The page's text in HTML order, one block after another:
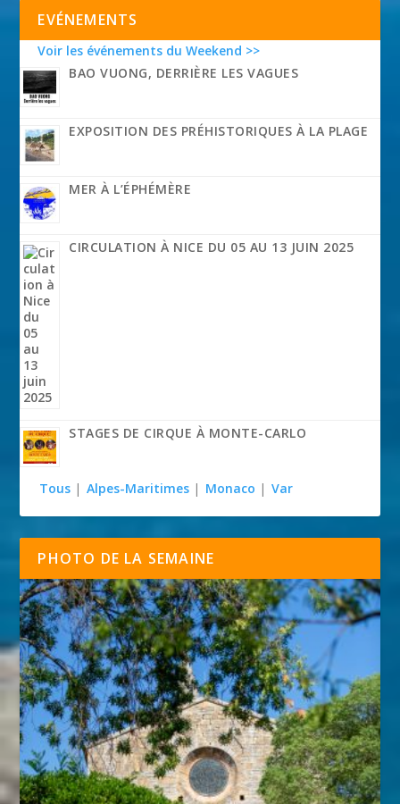
EVÉNEMENTS
Voir les événements du Weekend >>
BAO VUONG, DERRIÈRE LES VAGUES
EXPOSITION DES PRÉHISTORIQUES À LA PLAGE
MER À L’ÉPHÉMÈRE
CIRCULATION À NICE DU 05 AU 13 JUIN 2025
STAGES DE CIRQUE À MONTE-CARLO
Tous | Alpes-Maritimes | Monaco | Var
PHOTO DE LA SEMAINE